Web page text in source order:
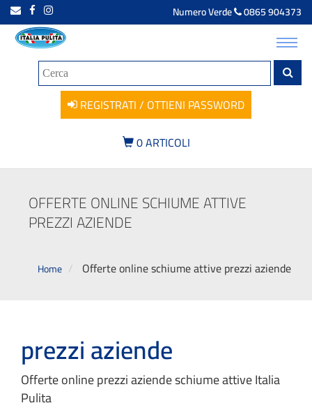
Numero Verde 0865 904373
REGISTRATI / OTTIENI PASSWORD
0ARTICOLI
OFFERTE ONLINE SCHIUME ATTIVE
PREZZI AZIENDE
Home Offerte online schiume attive prezzi aziende
prezzi aziende
Offerte online prezzi aziende schiume attive Italia
Pulita